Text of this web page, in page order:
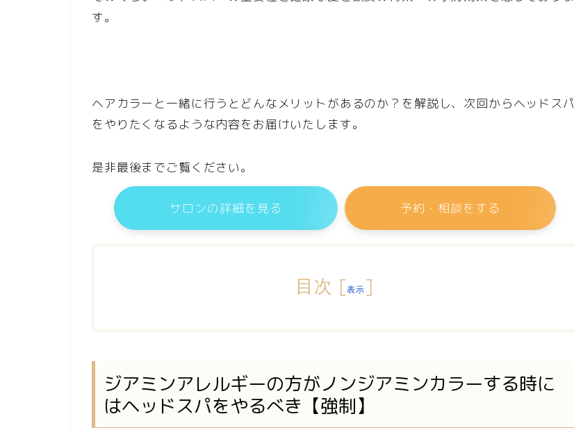
す。
ヘアカラーと一緒に行うとどんなメリットがあるのか？を解説し、次回からヘッドスパ
をやりたくなるような内容をお届けいたします。
是非最後までご覧ください。
サロンの詳細を見る 予約・相談をする
目次 [表示 ]
ジアミンアレルギーの方がノンジアミンカラーする時に
はヘッドスパをやるべき【強制】